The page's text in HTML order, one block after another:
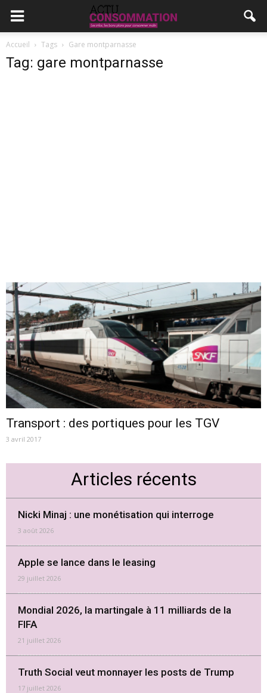
Accueil Tags Gare montparnasse
Tag: gare montparnasse
Transport : des portiques pour les TGV
3 avril 2017
Articles récents
Nicki Minaj : une monétisation qui interroge
3 août 2026
Apple se lance dans le leasing
29 juillet 2026
Mondial 2026, la martingale à 11 milliards de la
FIFA
21 juillet 2026
Truth Social veut monnayer les posts de Trump
17 juillet 2026